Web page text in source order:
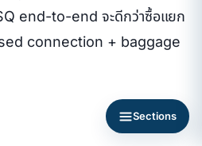
end-to-end จะดีกว่าซื้อแยก
connection + baggage
Sections